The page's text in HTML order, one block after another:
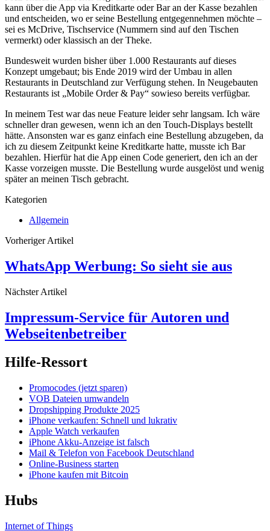
kann über die App via Kreditkarte oder Bar an der Kasse bezahlen
und entscheiden, wo er seine Bestellung entgegennehmen möchte –
sei es McDrive, Tischservice (Nummern sind auf den Tischen
vermerkt) oder klassisch an der Theke.
Bundesweit wurden bisher über 1.000 Restaurants auf dieses
Konzept umgebaut; bis Ende 2019 wird der Umbau in allen
Restaurants in Deutschland zur Verfügung stehen. In Neugebauten
Restaurants ist „Mobile Order & Pay“ sowieso bereits verfügbar.
In meinem Test war das neue Feature leider sehr langsam. Ich wäre
schneller dran gewesen, wenn ich an den Touch-Displays bestellt
hätte. Ansonsten war es ganz einfach eine Bestellung abzugeben, da
ich zu diesem Zeitpunkt keine Kreditkarte hatte, musste ich Bar
bezahlen. Hierfür hat die App einen Code generiert, den ich an der
Kasse vorzeigen musste. Die Bestellung wurde ausgelöst und wenig
später an meinen Tisch gebracht.
Kategorien
Allgemein
Vorheriger Artikel
WhatsApp Werbung: So sieht sie aus
Nächster Artikel
Impressum-Service für Autoren und
Webseitenbetreiber
Hilfe-Ressort
Promocodes (jetzt sparen)
VOB Dateien umwandeln
Dropshipping Produkte 2025
iPhone verkaufen: Schnell und lukrativ
Apple Watch verkaufen
iPhone Akku-Anzeige ist falsch
Mail & Telefon von Facebook Deutschland
Online-Business starten
iPhone kaufen mit Bitcoin
Hubs
Internet of Things